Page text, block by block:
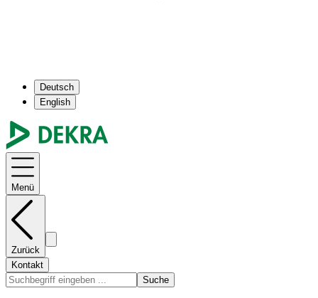
Deutsch
English
Menü
Zurück
Kontakt
Suche